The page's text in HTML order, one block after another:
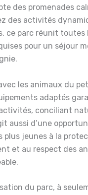
des promenades
des activités
ce parc réunit toutes
pour un séjour
les animaux du
adaptés
conciliant
aussi d’une
plus jeunes à la
et au respect des
du parc, à